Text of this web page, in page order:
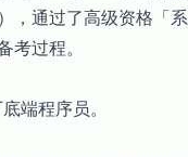
，通过了高级资格「系
考过程。
端程序员。